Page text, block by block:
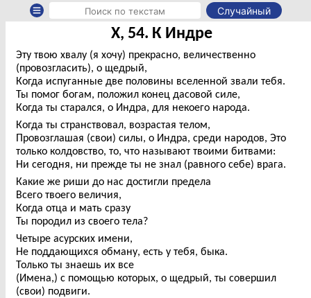
Случайный
X, 54. К Индре
Эту твою хвалу (я хочу) прекрасно, величественно
(провозгласить), о щедрый,
Когда испуганные две половины вселенной звали тебя.
Ты помог богам, положил конец дасовой силе,
Когда ты старался, о Индра, для некоего народа.
Когда ты странствовал, возрастая телом,
Провозглашая (свои) силы, о Индра, среди народов, Это
только колдовство, то, что называют твоими битвами:
Ни сегодня, ни прежде ты не знал (равного себе) врага.
Какие же риши до нас достигли предела
Всего твоего величия,
Когда отца и мать сразу
Ты породил из своего тела?
Четыре асурских имени,
Не поддающихся обману, есть у тебя, быка.
Только ты знаешь их все
(Имена,) с помощью которых, о щедрый, ты совершил
(свои) подвиги.